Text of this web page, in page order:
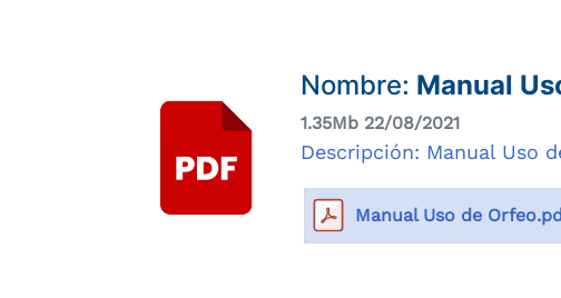
Nombre: Manual
1.35Mb 22/08/2021
Descripción: Manual Uso
Manual Uso de